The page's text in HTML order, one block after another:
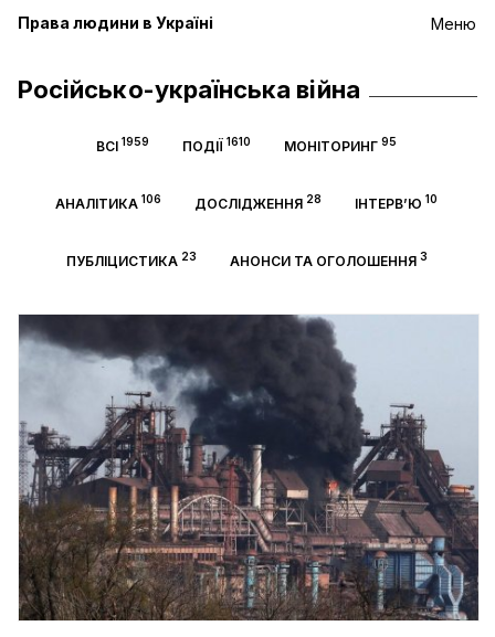
Меню
Права людини в Україні
Російсько-українська війна
ВСІ 1959 ПОДІЇ 1610 МОНІТОРИНГ 95
АНАЛІТИКА 106 ДОСЛІДЖЕННЯ 28 ІНТЕРВ’Ю 10
ПУБЛІЦИСТИКА 23 АНОНСИ ТА ОГОЛОШЕННЯ3